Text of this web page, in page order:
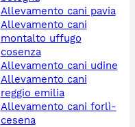
allevamento cani pavia
allevamento cani
montalto uffugo
cosenza
allevamento cani udine
allevamento cani
reggio emilia
allevamento cani forlì-
cesena